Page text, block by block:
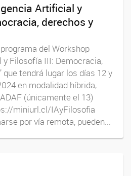
Artificial y
derechos y
del Workshop
Filosofía III: Democracia,
que tendrá lugar los días 12 y
en modalidad híbrida,
(únicamente el 13)
miniurl.cl/IAyFilosofia
por vía remota, pueden...